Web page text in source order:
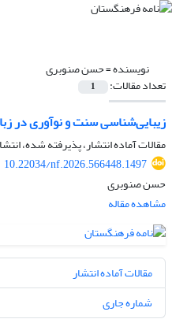
نویسنده =حسن صنوبری
تعداد مقالات: 1
زیبایی‌شناسی سنت و نوآوری در
مقالات آماده انتشار، پذیرفته شده،
10.22034/nf.2026.566448.1497
حسن صنوبری
مشاهده مقاله
مقالات آماده انتشار
شماره جاری